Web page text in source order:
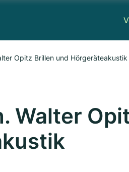
Opitz Brillen und Hörgeräteakustik
Walter